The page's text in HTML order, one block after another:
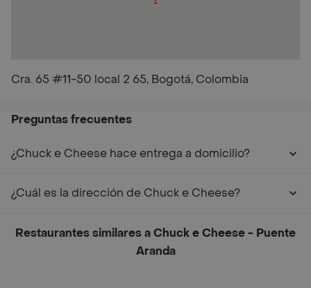
Cra. 65 #11-50 local 2 65, Bogotá, Colombia
Preguntas frecuentes
¿Chuck e Cheese hace entrega a domicilio?
¿Cuál es la dirección de Chuck e Cheese?
Restaurantes similares a Chuck e Cheese - Puente
Aranda